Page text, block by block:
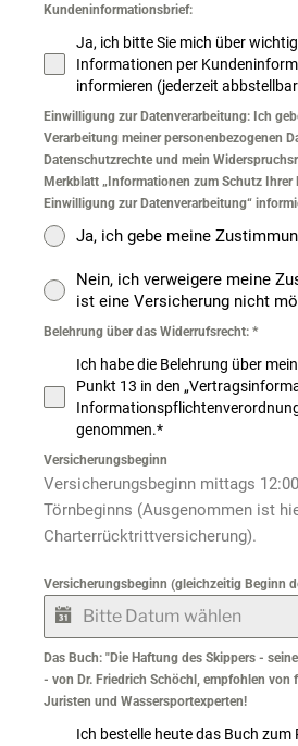
Kundeninformationsbrief:
Ja, ich bitte Sie mich über
Informationen per
informieren (jederzeit
Einwilligung zur Datenverarbeitung: Ich
Verarbeitung meiner personenbezogenen
Datenschutzrechte und mein
Merkblatt „Informationen zum Schutz Ihrer
Einwilligung zur Datenverarbeitung“
Ja, ich gebe meine
Nein, ich verweigere meine
ist eine Versicherung nicht
Belehrung über das Widerrufsrecht: *
Ich habe die Belehrung über
Punkt 13 in den
genommen.*
Versicherungsbeginn
Versicherungsbeginn mittags
Törnbeginns (Ausgenommen ist
Charterrücktrittversicherung).
Versicherungsbeginn (gleichzeitig Beginn
Das Buch: "Die Haftung des Skippers -
- von Dr. Friedrich Schöchl, empfohlen von
Juristen und Wassersportexperten!
Ich bestelle heute das Buch zum